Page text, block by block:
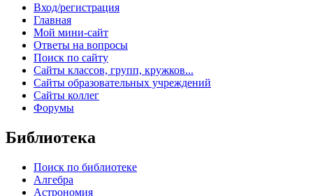
Вход/регистрация
Главная
Мой мини-сайт
Ответы на вопросы
Поиск по сайту
Сайты классов, групп, кружков...
Сайты образовательных учреждений
Сайты коллег
Форумы
Библиотека
Поиск по библиотеке
Алгебра
Астрономия